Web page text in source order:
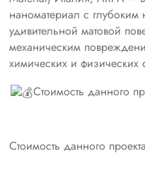
наноматериал с
удивительной матовой
механическим
химических и физических
Стоимость данного
Стоимость данного